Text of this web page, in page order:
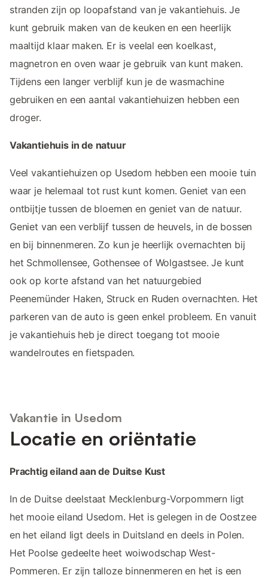
stranden zijn op loopafstand van je vakantiehuis. Je
kunt gebruik maken van de keuken en een heerlijk
maaltijd klaar maken. Er is veelal een koelkast,
magnetron en oven waar je gebruik van kunt maken.
Tijdens een langer verblijf kun je de wasmachine
gebruiken en een aantal vakantiehuizen hebben een
droger.
Vakantiehuis in de natuur
Veel vakantiehuizen op Usedom hebben een mooie tuin
waar je helemaal tot rust kunt komen. Geniet van een
ontbijtje tussen de bloemen en geniet van de natuur.
Geniet van een verblijf tussen de heuvels, in de bossen
en bij binnenmeren. Zo kun je heerlijk overnachten bij
het Schmollensee, Gothensee of Wolgastsee. Je kunt
ook op korte afstand van het natuurgebied
Peenemünder Haken, Struck en Ruden overnachten. Het
parkeren van de auto is geen enkel probleem. En vanuit
je vakantiehuis heb je direct toegang tot mooie
wandelroutes en fietspaden.
Vakantie in Usedom
Locatie en oriëntatie
Prachtig eiland aan de Duitse Kust
In de Duitse deelstaat Mecklenburg-Vorpommern ligt
het mooie eiland Usedom. Het is gelegen in de Oostzee
en het eiland ligt deels in Duitsland en deels in Polen.
Het Poolse gedeelte heet woiwodschap West-
Pommeren. Er zijn talloze binnenmeren en het is een